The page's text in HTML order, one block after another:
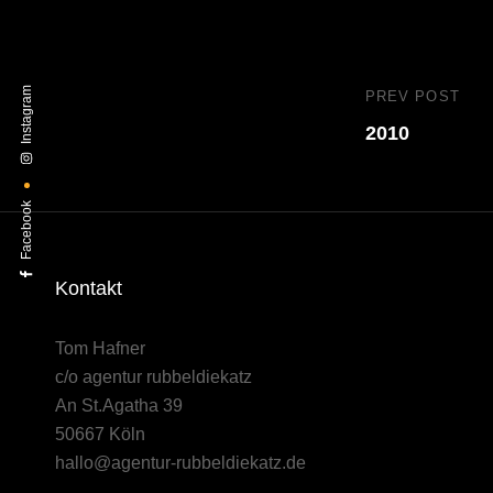
Facebook
Instagram
Previous
Post
PREV POST
2010
Kontakt
Tom Hafner
c/o agentur rubbeldiekatz
An St.Agatha 39
50667 Köln
hallo@agentur-rubbeldiekatz.de